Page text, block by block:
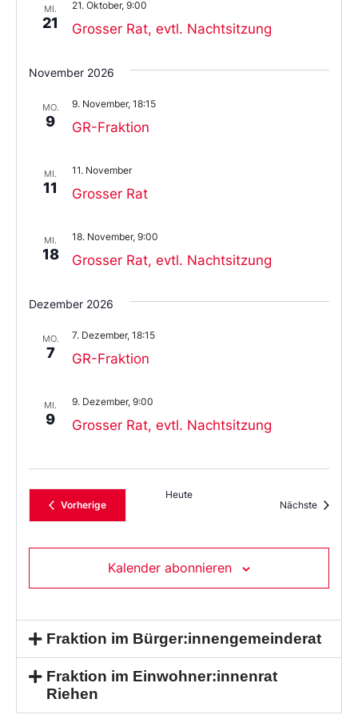
MI.
21 Grosser Rat, evtl. Nachtsitzung
21. Oktober, 9:00
November 2026
MO.
9 GR-Fraktion
9. November, 18:15
MI.
11 Grosser Rat
11. November
MI.
18 Grosser Rat, evtl. Nachtsitzung
18. November, 9:00
Dezember 2026
MO.
7 GR-Fraktion
7. Dezember, 18:15
MI.
9 Grosser Rat, evtl. Nachtsitzung
9. Dezember, 9:00
VorherigeVeranstaltungen
Heute
Nächste
Kalender abonnieren
Fraktion im Bürger:innengemeinderat
Fraktion im Einwohner:innenrat
Riehen